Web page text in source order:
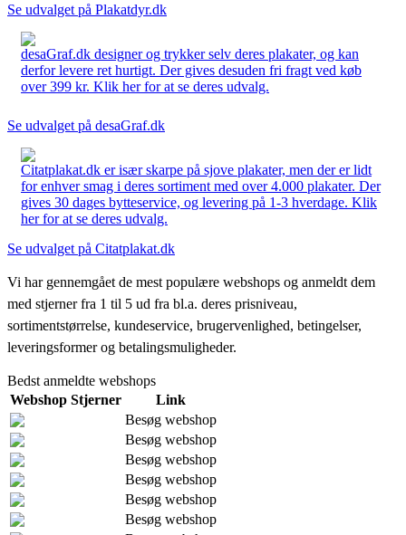
Se udvalget på Plakatdyr.dk
desaGraf.dk designer og trykker selv deres plakater, og kan
derfor levere ret hurtigt. Der gives desuden fri fragt ved køb
over 399 kr. Klik her for at se deres udvalg.
Se udvalget på desaGraf.dk
Citatplakat.dk er især skarpe på sjove plakater, men der er lidt
for enhver smag i deres sortiment med over 4.000 plakater. Der
gives 30 dages bytteservice, og levering på 1-3 hverdage. Klik
her for at se deres udvalg.
Se udvalget på Citatplakat.dk
Vi har gennemgået de mest populære webshops og anmeldt dem
med stjerner fra 1 til 5 ud fra bl.a. deres prisniveau,
sortimentstørrelse, kundeservice, brugervenlighed, betingelser,
leveringsformer og betalingsmuligheder.
Bedst anmeldte webshops
Webshop Stjerner
Link
Besøg webshop
Besøg webshop
Besøg webshop
Besøg webshop
Besøg webshop
Besøg webshop